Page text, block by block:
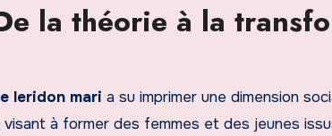
la théorie à la
leridon mari a su imprimer une dimension
visant à former des femmes et des jeunes